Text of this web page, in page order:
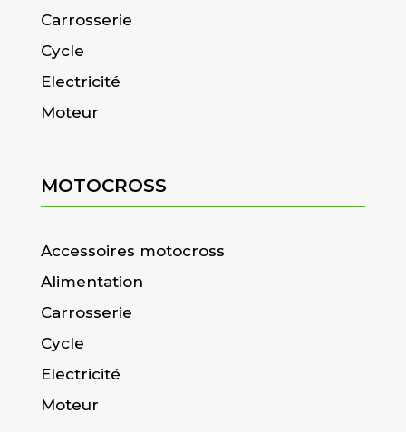
Carrosserie
Cycle
Electricité
Moteur
MOTOCROSS
Accessoires motocross
Alimentation
Carrosserie
Cycle
Electricité
Moteur